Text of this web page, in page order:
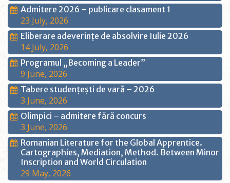
Admitere 2026 – publicare clasament 1
23 July, 2026
Eliberare adeverințe de absolvire Iulie 2026
14 July, 2026
Programul „Becoming a Leader”
9 June, 2026
Tabere studențești de vară – 2026
3 June, 2026
Olimpici – admitere fără concurs
3 June, 2026
Romanian Literature for the Global Apprentice.
Cartographies, Mediation, Method. Between Minor
Inscription and World Circulation
29 May, 2026